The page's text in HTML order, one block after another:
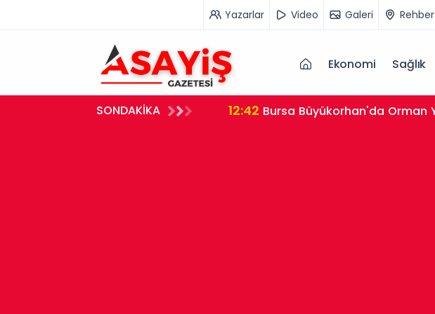
Yazarlar Video Galeri Rehber
Ekonomi Sağlık
SONDAKİKA 12:42 Bursa Büyükorhan'da Orman